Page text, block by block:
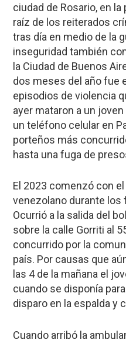
ciudad de Rosario, en la
raíz de los reiterados
tras día en medio de la
inseguridad también
la Ciudad de Buenos
dos meses del año fue
episodios de violencia
ayer mataron a un
un teléfono celular en
porteños más
hasta una fuga de
El 2023 comenzó con
venezolano durante
Ocurrió a la salida del
sobre la calle Gorriti al
concurrido por la
país. Por causas que
las 4 de la mañana el
cuando se disponía
disparo en la espalda y
Cuando arribó la